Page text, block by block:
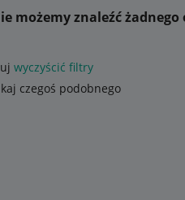
możemy znaleźć żadnego
wyczyścić filtry
czegoś podobnego